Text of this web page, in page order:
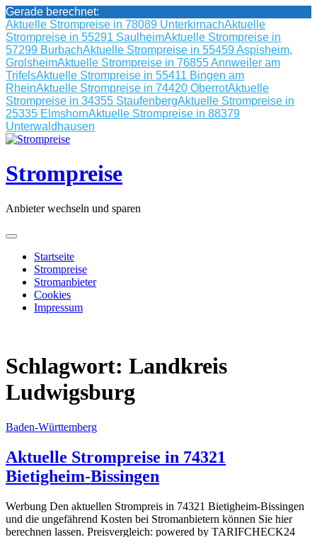
Gerade berechnet:
Aktuelle Strompreise in 78089 UnterkirnachAktuelle
Strompreise in 55291 SaulheimAktuelle Strompreise in
57299 BurbachAktuelle Strompreise in 55459 Aspisheim,
GrolsheimAktuelle Strompreise in 76855 Annweiler am
TrifelsAktuelle Strompreise in 55411 Bingen am
RheinAktuelle Strompreise in 74420 OberrotAktuelle
Strompreise in 34355 StaufenbergAktuelle Strompreise in
25335 ElmshornAktuelle Strompreise in 88379
Unterwaldhausen
Skip
content
Strompreise
Anbieter wechseln und sparen
Startseite
Strompreise
Stromanbieter
Cookies
Impressum
Schlagwort: Landkreis
Ludwigsburg
Baden-Württemberg
Aktuelle Strompreise in 74321
Bietigheim-Bissingen
Werbung Den aktuellen Strompreis in 74321 Bietigheim-Bissingen
und die ungefährend Kosten bei Stromanbietern können Sie hier
berechnen lassen. Preisvergleich: powered by TARIFCHECK24